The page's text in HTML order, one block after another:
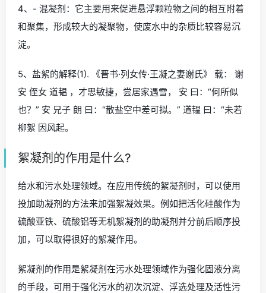
4、- 混凝剂：它主要用来促进悬浮颗粒物之间的相互附着
和聚集，形成较大的凝聚物，使废水中的杂质比较容易沉
淀。
5、盐絮的解释(1). 《晋书·列女传·王凝之妻谢氏》 载： 谢
安 侄女 道韫 ，才思敏捷，尝居家遇雪， 安 曰：“何所似
也？” 安 兄子 朗 曰：“散盐空中差可拟。” 道韫 曰：“未若
柳絮 因风起。
絮凝剂的作用是什么?
给水和污水处理领域。在应用传统的絮凝剂时，可以使用
投加助凝剂的方法来加强絮凝效果。例如把活化硅酸作为
硫酸亚铁、硫酸铝等无机絮凝剂的助凝剂并分前后顺序投
加，可以取得很好的絮凝作用。
絮凝剂的作用是絮凝剂在污水处理领域作为强化固液分离
的手段，可用于强化污水的初次沉淀、浮选处理及活性污